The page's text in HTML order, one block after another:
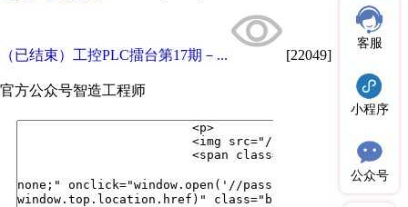
（已结束）工控PLC擂台第17期－... [22049]
官方公众号智造工程师
客服
小程序
公众号